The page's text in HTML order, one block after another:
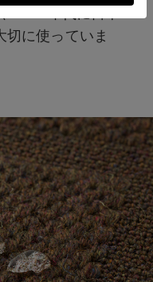
切に使っていま